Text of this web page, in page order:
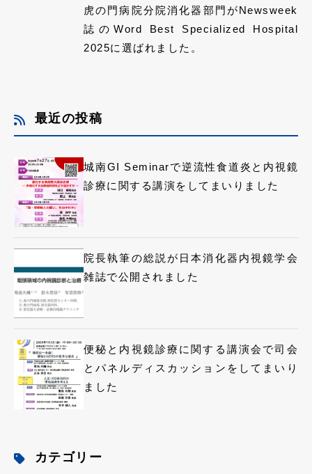
虎の門病院分院消化器部門がNewsweek
誌のWord Best Specialized Hospital
2025に選ばれました。
最近の投稿
城南GI Seminarで逆流性食道炎と内視鏡
診療に関する講演をしてまいりました
院長執筆の総説が日本消化器内視鏡学会
雑誌で公開されました
便秘と内視鏡診療に関する講演会で司会
とパネルディスカッションをしてまいり
ました
カテゴリー